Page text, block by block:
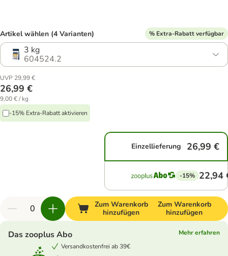
Artikel wählen (4 Varianten) % Extra-Rabatt verfügbar
3 kg
604524.2
UVP 29,99 €
26,99 €
9,00 € / kg
-15% Extra-Rabatt aktivieren
Einzellieferung 26,99 €
-15% 22,94
Zum Warenkorb
hinzufügen
Zum Warenkorb
hinzufügen
Das zooplus Abo
Mehr erfahren
Versandkostenfrei ab 39€